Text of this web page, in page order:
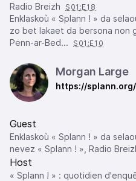
Radio Breizh
S01:E18
Enklaskoù « Splann ! » da
zo bet lakaet da bersona non
Penn-ar-Bed...
S01:E10
Morgan Large
https://
Guest
Enklaskoù « Splann ! » da
nevez « Splann ! », Radio
Host
« Splann ! » : quotidien